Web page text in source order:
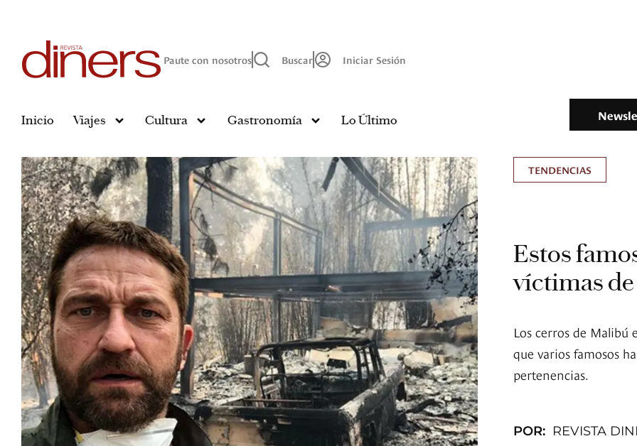
Paute con nosotros Buscar Iniciar Sesión
Inicio Viajes Cultura Gastronomía Lo Último
TENDENCIAS
Estos
víctimas
Los cerros de Malibú
que varios famosos
pertenencias.
POR: REVISTA